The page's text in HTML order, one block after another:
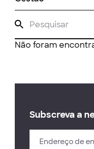
Não foram
Subscreva a